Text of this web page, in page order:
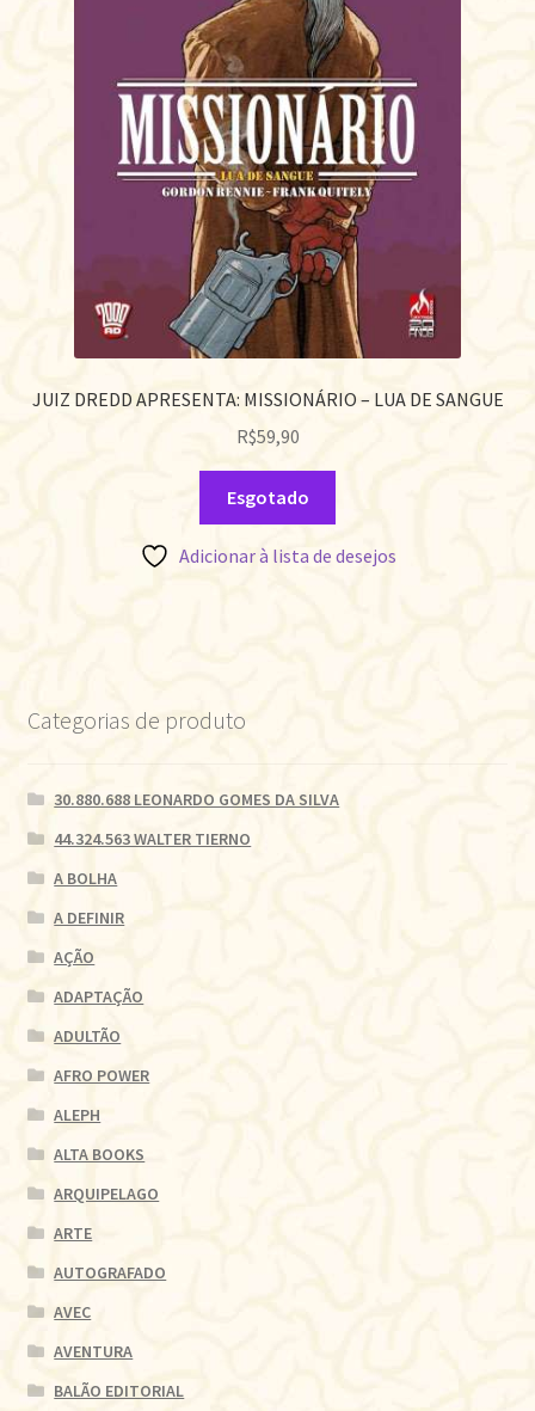
JUIZ DREDD APRESENTA: MISSIONÁRIO – LUA DE SANGUE
R$59,90
Esgotado
Adicionar à lista de desejos
Categorias de produto
30.880.688 LEONARDO GOMES DA SILVA
44.324.563 WALTER TIERNO
A BOLHA
A DEFINIR
AÇÃO
ADAPTAÇÃO
ADULTÃO
AFRO POWER
ALEPH
ALTA BOOKS
ARQUIPELAGO
ARTE
AUTOGRAFADO
AVEC
AVENTURA
BALÃO EDITORIAL